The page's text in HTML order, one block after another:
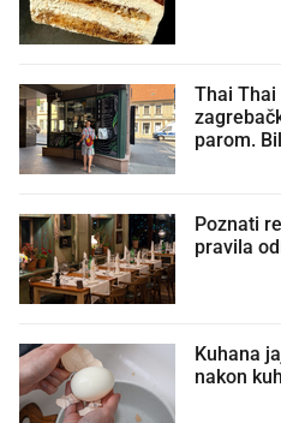
Thai Thai
parom.
Poznati
pravila
Kuhana
nakon